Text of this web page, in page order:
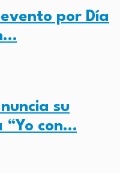
por Día
su
con…